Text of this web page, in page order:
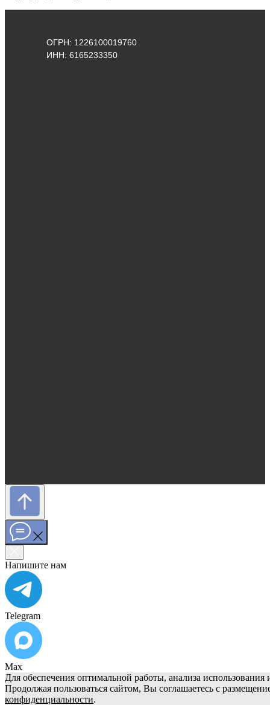
ОГРН: 1226100019760
ИНН: 6165233350
Напишите нам
Telegram
Max
Для обеспечения оптимальной работы, анализа
Продолжая пользоваться сайтом, Вы соглашаетесь с
конфиденциальности.